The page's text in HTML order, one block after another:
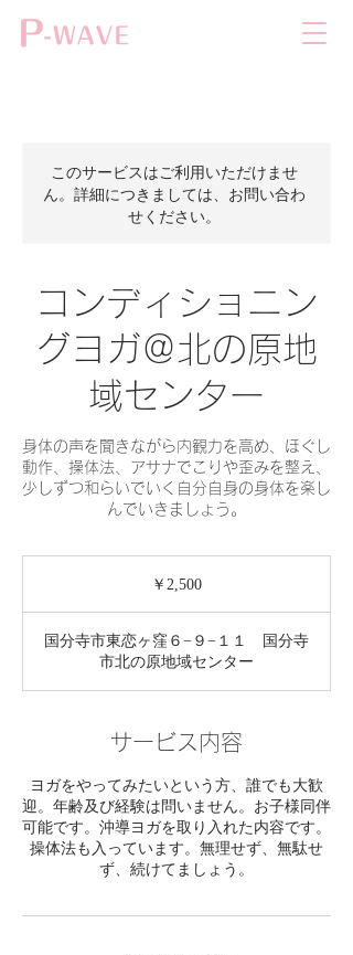
このサービスはご利用いただけませ
ん。詳細につきましては、お問い合わ
せください。
コンディショニン
グヨガ＠北の原地
域センター
身体の声を聞きながら内観力を高め、ほぐし
動作、操体法、アサナでこりや歪みを整え、
少しずつ和らいでいく自分自身の身体を楽し
んでいきましょう。
￥2,500
国分寺市東恋ヶ窪６−９−１１ 国分寺
市北の原地域センター
サービス内容
ヨガをやってみたいという方、誰でも大歓
迎。年齢及び経験は問いません。お子様同伴
可能です。沖導ヨガを取り入れた内容です。
操体法も入っています。無理せず、無駄せ
ず、続けてましょう。